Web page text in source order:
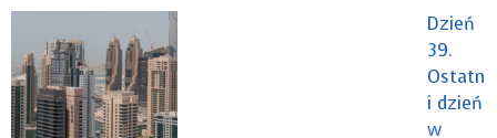
Dzień
39.
Ostatn
i dzień
w